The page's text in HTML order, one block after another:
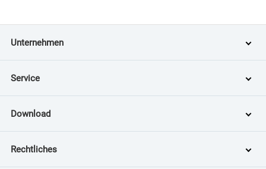
Unternehmen
Service
Download
Rechtliches